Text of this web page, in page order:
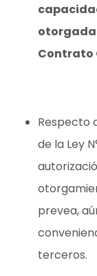
otorgada
Contrato
Respecto
de la Ley
prevea,
terceros.